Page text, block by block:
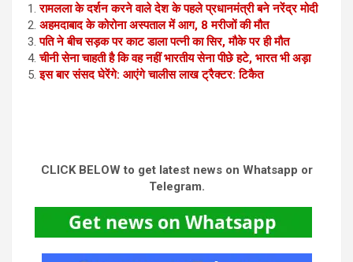
रामलला के दर्शन करने वाले देश के पहले प्रधानमंत्री बने नरेंद्र मोदी
अहमदाबाद के कोरोना अस्पताल में आग, 8 मरीजों की मौत
पति ने बीच सड़क पर काट डाला पत्नी का सिर, मौके पर ही मौत
चीनी सेना चा‍हती है कि वह नहीं भारतीय सेना पीछे हटे, भारत भी अड़ा
इस बार संसद घेरेंगे: आएंगे चालीस लाख ट्रैक्टर: टिकैत
CLICK BELOW to get latest news on Whatsapp or
Telegram.